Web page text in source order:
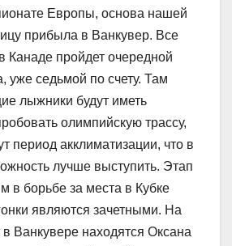
Европы, основа нашей
прибыла в Ванкувер. Все
Канаде пройдет очередной
уже седьмой по счету. Там
лыжники будут иметь
олимпийскую трассу,
период акклиматизации, что в
лучше выступить. Этап
в борьбе за места в Кубке
являются зачетными. На
Ванкувере находятся Оксана